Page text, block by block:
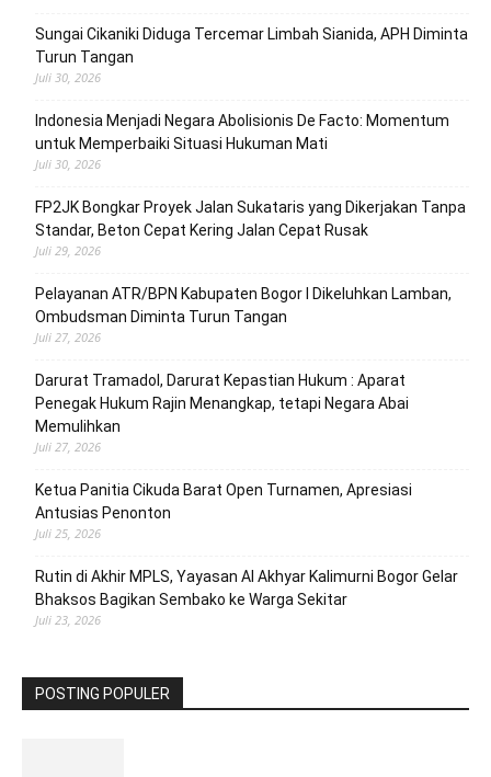
Sungai Cikaniki Diduga Tercemar Limbah Sianida, APH Diminta
Turun Tangan
Juli 30, 2026
‎Indonesia Menjadi Negara Abolisionis De Facto: Momentum
untuk Memperbaiki Situasi Hukuman Mati
Juli 30, 2026
FP2JK Bongkar Proyek Jalan Sukataris yang Dikerjakan Tanpa
Standar, Beton Cepat Kering Jalan Cepat Rusak
Juli 29, 2026
Pelayanan ATR/BPN Kabupaten Bogor I Dikeluhkan Lamban,
Ombudsman Diminta Turun Tangan
Juli 27, 2026
Darurat Tramadol, Darurat Kepastian Hukum : Aparat
Penegak Hukum Rajin Menangkap, tetapi Negara Abai
Memulihkan
Juli 27, 2026
Ketua Panitia Cikuda Barat Open Turnamen, Apresiasi
Antusias Penonton
Juli 25, 2026
Rutin di Akhir MPLS, Yayasan Al Akhyar Kalimurni Bogor Gelar
Bhaksos Bagikan Sembako ke Warga Sekitar
Juli 23, 2026
POSTING POPULER